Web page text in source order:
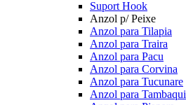
Suport Hook
Anzol p/ Peixe
Anzol para Tilapia
Anzol para Traira
Anzol para Pacu
Anzol para Corvina
Anzol para Tucunare
Anzol para Tambaqui